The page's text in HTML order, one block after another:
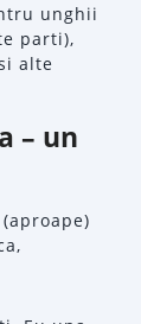
unghii
parti),
alte
– un